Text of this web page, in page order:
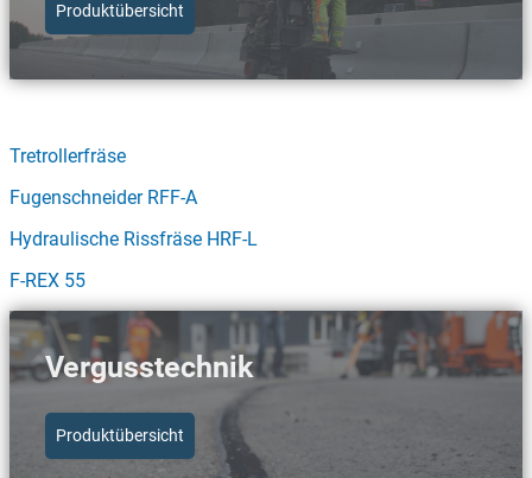
Produktübersicht
Tretrollerfräse
Fugenschneider RFF-A
Hydraulische Rissfräse HRF-L
F-REX 55
Vergusstechnik
Produktübersicht